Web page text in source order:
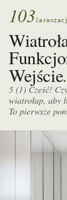
103
Wejście.
5 (1) Cześć!
wiatrołap, aby
To pierwsze